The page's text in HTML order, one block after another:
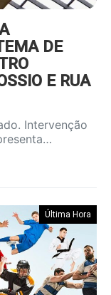
DE
E RUA
Intervenção
Última Hora